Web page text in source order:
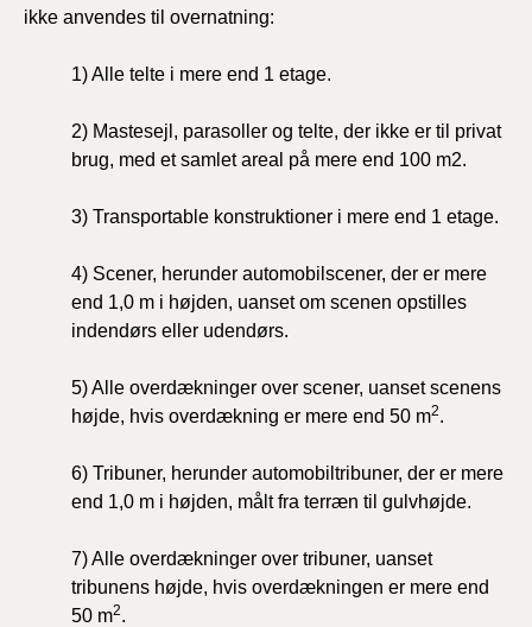
ikke anvendes til overnatning:
1) Alle telte i mere end 1 etage.
2) Mastesejl, parasoller og telte, der ikke er til privat
brug, med et samlet areal på mere end 100 m2.
3) Transportable konstruktioner i mere end 1 etage.
4) Scener, herunder automobilscener, der er mere
end 1,0 m i højden, uanset om scenen opstilles
indendørs eller udendørs.
5) Alle overdækninger over scener, uanset scenens
højde, hvis overdækning er mere end 50 m2.
6) Tribuner, herunder automobiltribuner, der er mere
end 1,0 m i højden, målt fra terræn til gulvhøjde.
7) Alle overdækninger over tribuner, uanset
tribunens højde, hvis overdækningen er mere end
50 m2.